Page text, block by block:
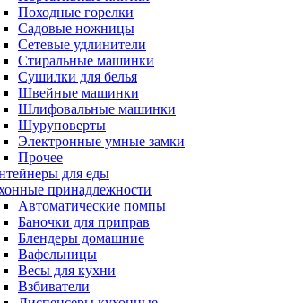
Походные горелки
Садовые ножницы
Сетевые удлинители
Стиральные машинки
Сушилки для белья
Швейные машинки
Шлифовальные машинки
Шуруповерты
Электронные умные замки
Прочее
для еды
принадлежности
Автоматические помпы
Баночки для приправ
Блендеры домашние
Вафельницы
Весы для кухни
Взбиватели